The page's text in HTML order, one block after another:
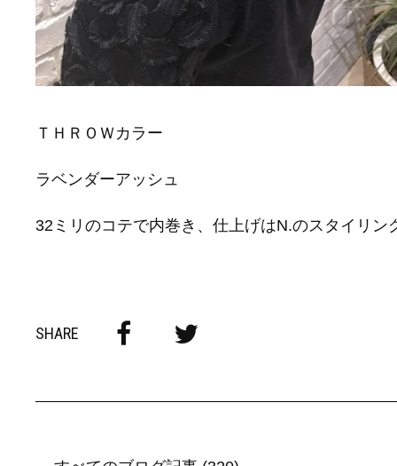
ＴＨＲＯＷカラー
ラベンダーアッシュ
32ミリのコテで内巻き、仕上げはN.のスタイリ
SHARE